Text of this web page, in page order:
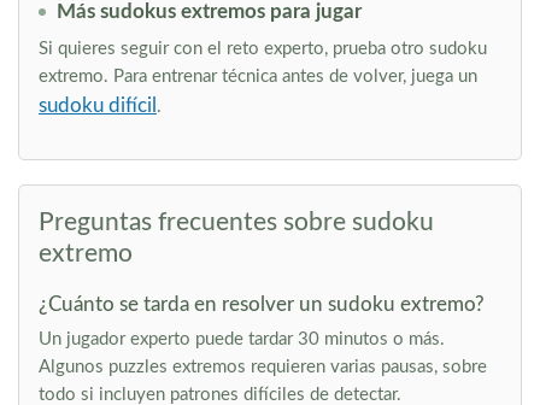
Más sudokus extremos para jugar
Si quieres seguir con el reto experto, prueba otro sudoku
extremo. Para entrenar técnica antes de volver, juega un
sudoku difícil .
Preguntas frecuentes sobre sudoku
extremo
¿Cuánto se tarda en resolver un sudoku extremo?
Un jugador experto puede tardar 30 minutos o más.
Algunos puzzles extremos requieren varias pausas, sobre
todo si incluyen patrones difíciles de detectar.